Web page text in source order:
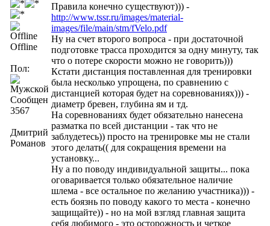
Offline
Пол:
Сообщений:
3567
Дмитрий
Романов
Правила конечно существуют))) -
http://www.tssr.ru/images/material-
images/file/main/stm/fVelo.pdf
Ну на счет второго вопроса - при достаточной
подготовке трасса проходится за одну минуту, так
что о потере скорости можно не говорить)))
Кстати дистанция поставленная для тренировки
была несколько упрощена, по сравнению с
дистанцией которая будет на соревнованиях))) -
диаметр бревен, глубина ям и тд.
На соревнованиях будет обязательно нанесена
разматка по всей дистанции - так что не
заблудетесь)) просто на тренировке мы не стали
этого делать(( для сокращения времени на
установку...
Ну а по поводу индивидуальной защиты... пока
оговаривается только обязательное наличие
шлема - все остальное по желанию участника))) -
есть боязнь по поводу какого то места - конечно
защищайте)) - но на мой взгляд главная защита
себя любимого - это осторожность и четкое